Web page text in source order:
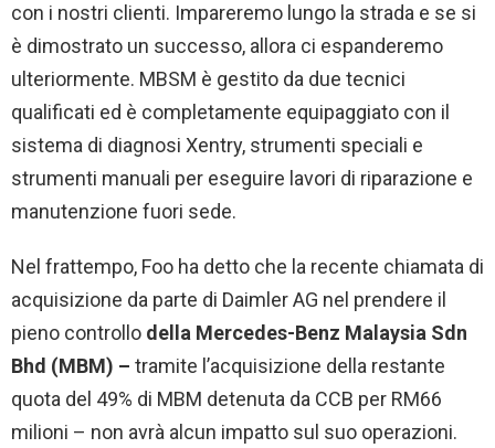
con i nostri clienti. Impareremo lungo la strada e se si
è dimostrato un successo, allora ci espanderemo
ulteriormente. MBSM è gestito da due tecnici
qualificati ed è completamente equipaggiato con il
sistema di diagnosi Xentry, strumenti speciali e
strumenti manuali per eseguire lavori di riparazione e
manutenzione fuori sede.
Nel frattempo, Foo ha detto che la recente chiamata di
acquisizione da parte di Daimler AG nel prendere il
pieno controllo della Mercedes-Benz Malaysia Sdn
Bhd (MBM) – tramite l’acquisizione della restante
quota del 49% di MBM detenuta da CCB per RM66
milioni – non avrà alcun impatto sul suo operazioni.